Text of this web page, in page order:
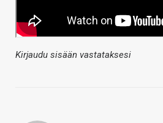
Kirjaudu sisään vastataksesi